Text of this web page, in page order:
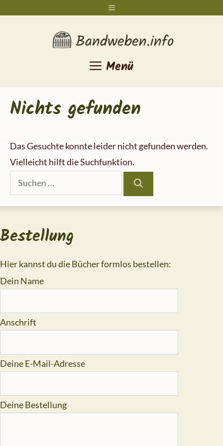
Menü
Menü
Nichts gefunden
Das Gesuchte konnte leider nicht gefunden werden.
Vielleicht hilft die Suchfunktion.
Suchen
nach:
Bestellung
Hier kannst du die Bücher formlos bestellen:
Dein Name
Anschrift
Deine E-Mail-Adresse
Deine Bestellung